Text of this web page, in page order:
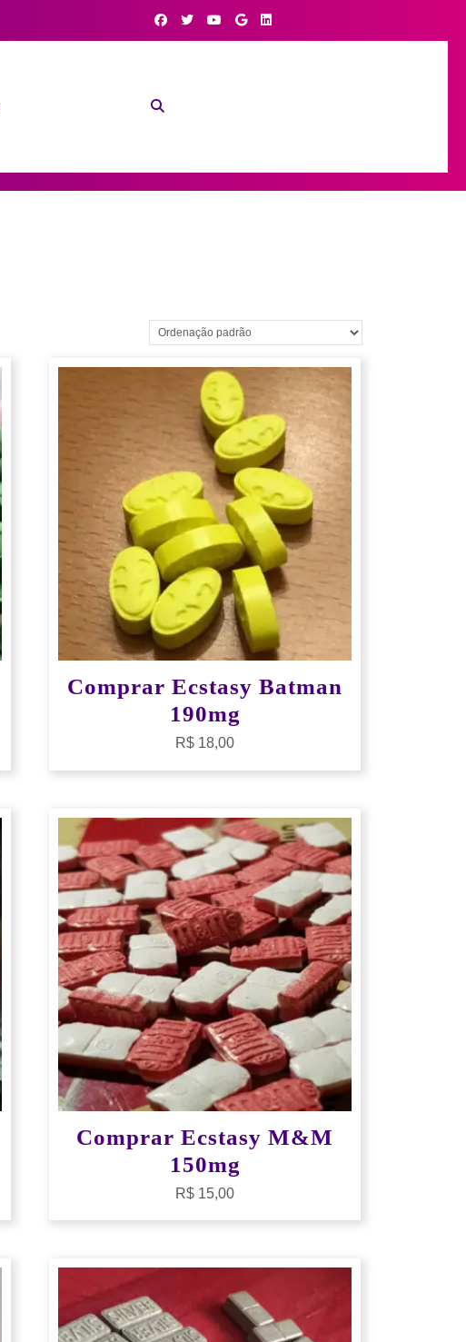
Comprar Ecstasy Batman
190mg
R$ 18,00
Comprar Ecstasy M&M
150mg
R$ 15,00